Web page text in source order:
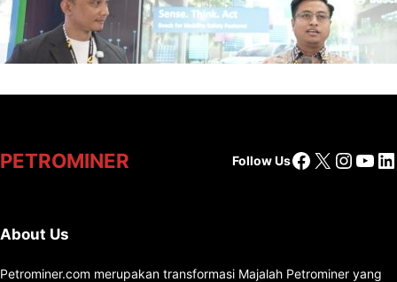
Persaingan Industri Otomotif
PETROMINER Follow UsFacebook
X
About Us
Petrominer.com merupakan transformasi Majalah Petrominer yang